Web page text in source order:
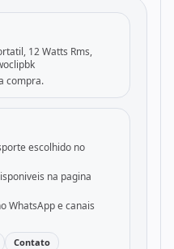
12 Watts Rms,
compra.
escolhido no
na pagina
WhatsApp e canais
Contato